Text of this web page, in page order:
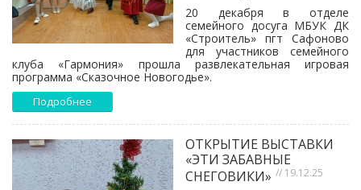
20 декабря в отделе
семейного досуга МБУК ДК
«Строитель» пгт Сафоново
для участников семейного
клуба «Гармония» прошла развлекательная игровая
программа «Сказочное Новогодье».
Подробнее
ОТКРЫТИЕ ВЫСТАВКИ
«ЭТИ ЗАБАВНЫЕ
СНЕГОВИКИ» // 19.12.25